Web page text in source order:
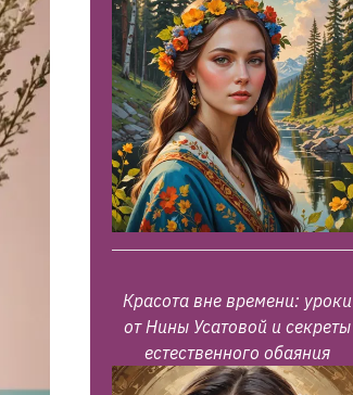
Красота вне времени: уроки
от Нины Усатовой и секреты
естественного обаяния